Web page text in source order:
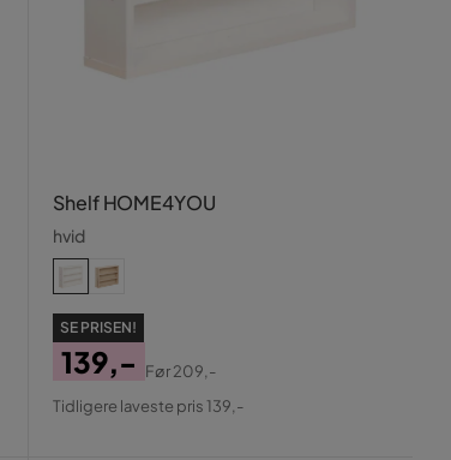
Shelf HOME4YOU
hvid
SE PRISEN!
Pris
139,-
Original
Før209,-
Tidligere laveste pris 139,-